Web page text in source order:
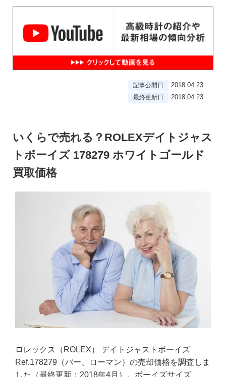
記事公開日 2018.04.23
最終更新日 2018.04.23
いくらで売れる？ROLEXデイトジャス
トボーイズ 178279 ホワイトゴールド
買取価格
ロレックス（ROLEX） デイトジャストボーイズ
Ref.178279（バー、ローマン）の売却価格を調査しま
した（最終更新：2018年4月）。ボーイズサイズ